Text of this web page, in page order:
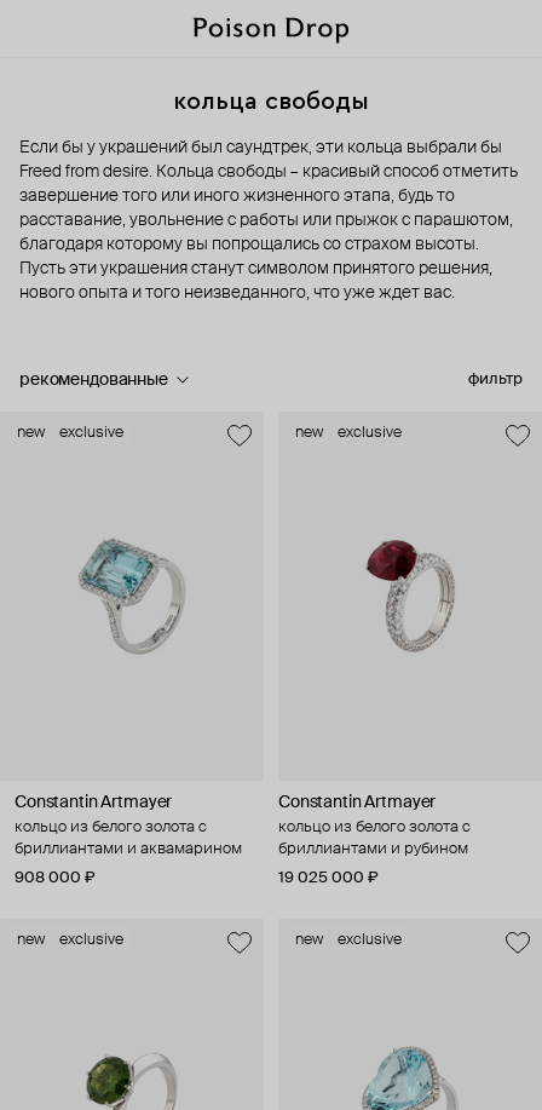
кольца свободы
Если бы у украшений был саундтрек, эти кольца выбрали бы
Freed from desire. Кольца свободы – красивый способ отметить
завершение того или иного жизненного этапа, будь то
расставание, увольнение с работы или прыжок с парашютом,
благодаря которому вы попрощались со страхом высоты.
Пусть эти украшения станут символом принятого решения,
нового опыта и того неизведанного, что уже ждет вас.
фильтр
рекомендованные
new exclusive
Constantin Artmayer
кольцо из белого золота с
бриллиантами и аквамарином
908 000 ₽
new exclusive
Constantin Artmayer
кольцо из белого золота с
бриллиантами и рубином
19 025 000 ₽
new exclusive new exclusive